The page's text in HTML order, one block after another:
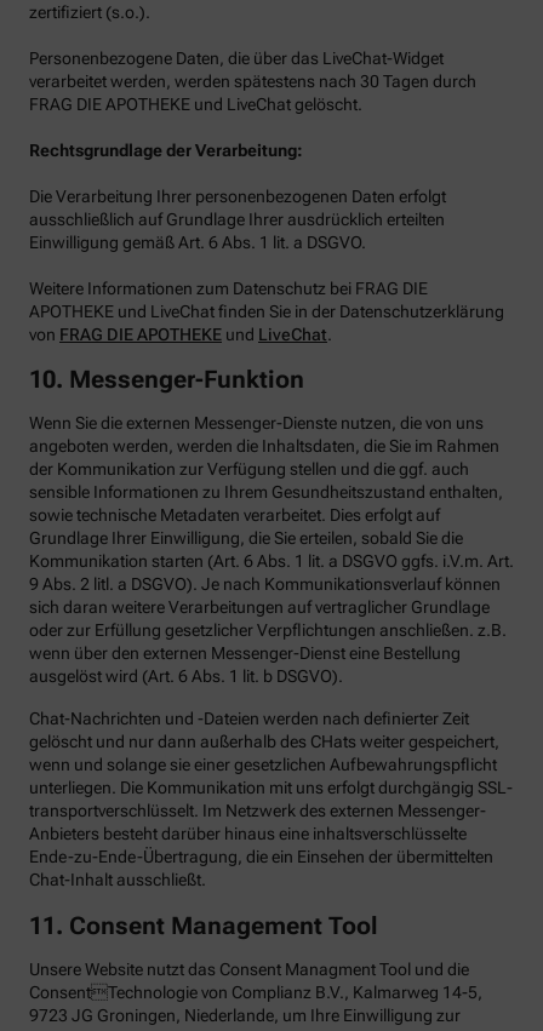
zertifiziert (s.o.).
Personenbezogene Daten, die über das LiveChat-Widget
verarbeitet werden, werden spätestens nach 30 Tagen durch
FRAG DIE APOTHEKE und LiveChat gelöscht.
Rechtsgrundlage der Verarbeitung:
Die Verarbeitung Ihrer personenbezogenen Daten erfolgt
ausschließlich auf Grundlage Ihrer ausdrücklich erteilten
Einwilligung gemäß Art. 6 Abs. 1 lit. a DSGVO.
Weitere Informationen zum Datenschutz bei FRAG DIE
APOTHEKE und LiveChat finden Sie in der Datenschutzerklärung
von FRAG DIE APOTHEKE und LiveChat
10. Messenger-Funktion
Wenn Sie die externen Messenger-Dienste nutzen, die von uns
angeboten werden, werden die Inhaltsdaten, die Sie im Rahmen
der Kommunikation zur Verfügung stellen und die ggf. auch
sensible Informationen zu Ihrem Gesundheitszustand enthalten,
sowie technische Metadaten verarbeitet. Dies erfolgt auf
Grundlage Ihrer Einwilligung, die Sie erteilen, sobald Sie die
Kommunikation starten (Art. 6 Abs. 1 lit. a DSGVO ggfs. i.V.m. Art.
9 Abs. 2 litl. a DSGVO). Je nach Kommunikationsverlauf können
sich daran weitere Verarbeitungen auf vertraglicher Grundlage
oder zur Erfüllung gesetzlicher Verpflichtungen anschließen. z.B.
wenn über den externen Messenger-Dienst eine Bestellung
ausgelöst wird (Art. 6 Abs. 1 lit. b DSGVO).
Chat-Nachrichten und -Dateien werden nach definierter Zeit
gelöscht und nur dann außerhalb des CHats weiter gespeichert,
wenn und solange sie einer gesetzlichen Aufbewahrungspflicht
unterliegen. Die Kommunikation mit uns erfolgt durchgängig SSL-
transportverschlüsselt. Im Netzwerk des externen Messenger-
Anbieters besteht darüber hinaus eine inhaltsverschlüsselte
Ende-zu-Ende-Übertragung, die ein Einsehen der übermittelten
Chat-Inhalt ausschließt.
11. Consent Management Tool
Unsere Website nutzt das Consent Managment Tool und die
ConsentTechnologie von Complianz B.V., Kalmarweg 14-5,
9723 JG Groningen, Niederlande, um Ihre Einwilligung zur